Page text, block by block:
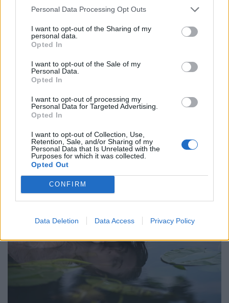
Personal Data Processing Opt Outs
I want to opt-out of the Sharing of my
personal data.
Opted In
I want to opt-out of the Sale of my
Personal Data.
Opted In
I want to opt-out of processing my
Personal Data for Targeted Advertising.
Opted In
I want to opt-out of Collection, Use,
Retention, Sale, and/or Sharing of my
Personal Data that Is Unrelated with the
Purposes for which it was collected.
Opted Out
CONFIRM
Data Deletion Data Access Privacy Policy